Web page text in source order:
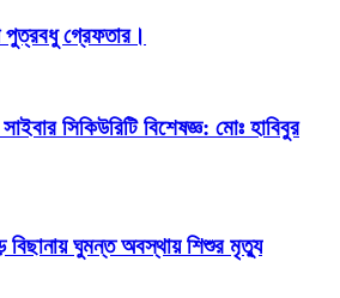
পুত্রবধু গ্রেফতার।
সিকিউরিটি বিশেষজ্ঞ: মোঃ হাবিবুর
বিছানায় ঘুমন্ত অবস্থায় শিশুর মৃত্যু